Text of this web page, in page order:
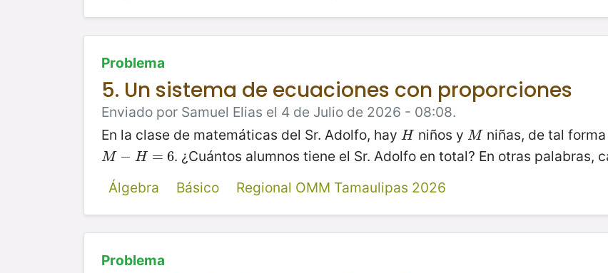
Problema
5. Un sistema de ecuaciones con proporciones
Enviado por Samuel Elias el 4 de Julio de 2026 - 08:08.
En la clase de matemáticas del Sr. Adolfo, hay H
Hniños y M
M niñas, de tal
M − H = 6
M−H =6 . ¿Cuántos alumnos tiene el Sr. Adolfo en total? En otras palabras,
Álgebra
Básico Regional OMM Tamaulipas 2026
Problema